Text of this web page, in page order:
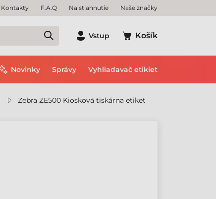
Kontakty F.A.Q Na stiahnutie Naše značky
Vstup Košík
Novinky Správy Vyhliadavač etikiet
Zebra ZE500 Kiosková tiskárna etiket